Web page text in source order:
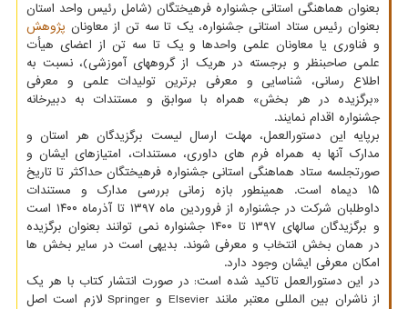
بعنوان هماهنگی استانی جشنواره فرهیختگان (شامل رئیس واحد استان
بعنوان رئیس ستاد استانی جشنواره، یک تا سه تن از معاونان پژوهش
و فناوری یا معاونان علمی واحدها و یک تا سه تن از اعضای هیأت
علمی صاحبنظر و برجسته در هریک از گروههای آموزشی)، نسبت به
اطلاع رسانی، شناسایی و معرفی برترین تولیدات علمی و معرفی
«برگزیده در هر بخش» همراه با سوابق و مستندات به دبیرخانه
جشنواره اقدام نمایند.
برپایه این دستورالعمل، مهلت ارسال لیست برگزیدگان هر استان و
مدارک آنها به همراه فرم های داوری، مستندات، امتیازهای ایشان و
صورتجلسه ستاد هماهنگی استانی جشنواره فرهیختگان حداکثر تا تاریخ
۱۵ دیماه است. همینطور بازه زمانی بررسی مدارک و مستندات
داوطلبان شرکت در جشنواره از فروردین ماه ۱۳۹۷ تا آذرماه ۱۴۰۰ است
و برگزیدگان سالهای ۱۳۹۷ تا ۱۴۰۰ جشنواره نمی توانند بعنوان برگزیده
در همان بخش انتخاب و معرفی شوند. بدیهی است در سایر بخش ها
امکان معرفی ایشان وجود دارد.
در این دستورالعمل تاکید شده است: در صورت انتشار کتاب با هر یک
از ناشران بین المللی معتبر مانند Elsevier و Springer لازم است اصل